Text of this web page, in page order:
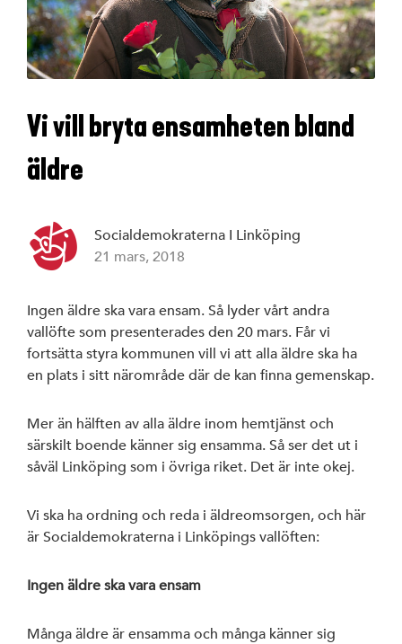
Linköpings
Region
av Rystad
Vi vill bryta ensamheten bland
äldre
Socialdemokraterna I Linköping
21 mars, 2018
Ingen äldre ska vara ensam. Så lyder vårt andra
vallöfte som presenterades den 20 mars. Får vi
fortsätta styra kommunen vill vi att alla äldre ska ha
en plats i sitt närområde där de kan finna gemenskap.
Mer än hälften av alla äldre inom hemtjänst och
särskilt boende känner sig ensamma. Så ser det ut i
såväl Linköping som i övriga riket. Det är inte okej.
Vi ska ha ordning och reda i äldreomsorgen, och här
är Socialdemokraterna i Linköpings vallöften:
Ingen äldre ska vara ensam
Många äldre är ensamma och många känner sig